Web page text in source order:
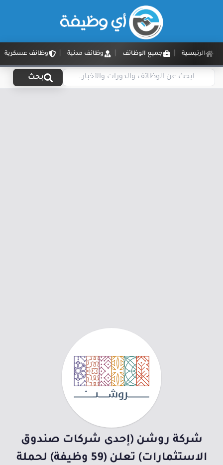
الرئيسية جميع الوظائف وظائف مدنية وظائف عسكرية
بحث
شركة روشن (إحدى شركات صندوق
الاستثمارات) تعلن (59 وظيفة) لحملة